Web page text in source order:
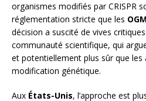
organismes modifiés par CRISPR
réglementation stricte que les OGM
décision a suscité de vives
communauté scientifique, qui
et potentiellement plus sûr que les
modification génétique.
Aux États-Unis, l’approche est